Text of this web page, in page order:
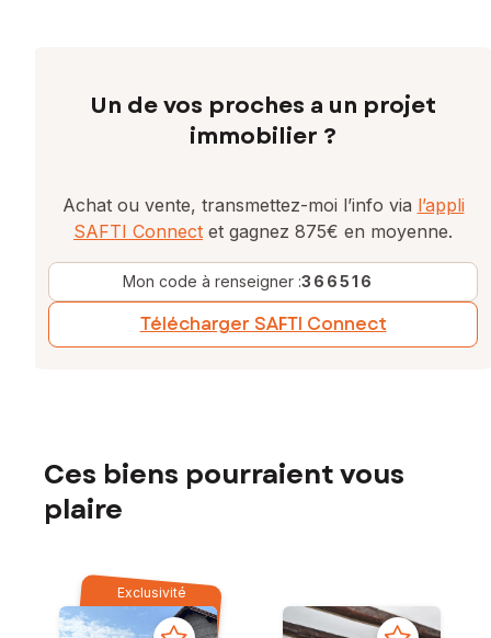
Un de vos proches a un projet
immobilier ?
Achat ou vente, transmettez-moi l’info via l’appli
SAFTI Connect et gagnez 875€ en moyenne.
Mon code à renseigner :366516
Télécharger SAFTI Connect
Ces biens pourraient vous
plaire
Exclusivité